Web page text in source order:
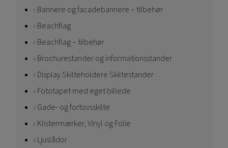
Bannere og facadebannere – tilbehør
Beachflag
Beachflag – tilbehør
Brochurestander og informationsstander
Display Skilteholdere Skiltestander
Fototapet med eget billede
Gade- og fortovsskilte
Klistermærker, Vinyl og Folie
Ljuslådor